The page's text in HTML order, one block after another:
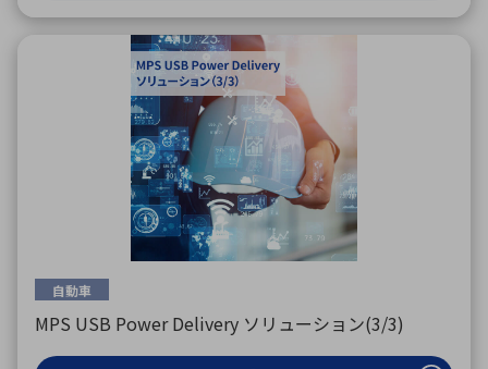
自動車
MPS USB Power Delivery ソリューション(3/3)